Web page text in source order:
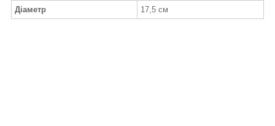
Діаметр
17,5 см